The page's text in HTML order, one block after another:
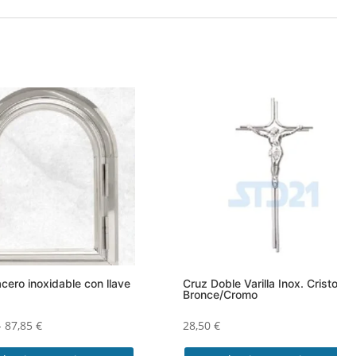
inoxidable con llave
87,85 €Rango
Cruz Doble Varilla Inox. Cristo
Bronce/Cromo
28,50 €